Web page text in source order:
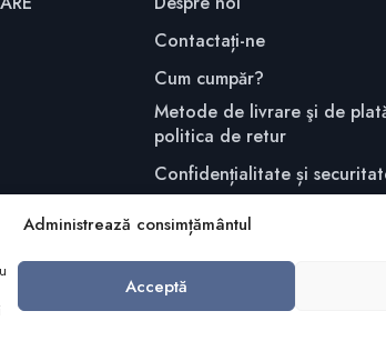
Administrează consimțământul
Acceptă
Contactați-ne
Cum cumpăr?
Metode de livrare şi de
politica de retur
Confidențialitate și